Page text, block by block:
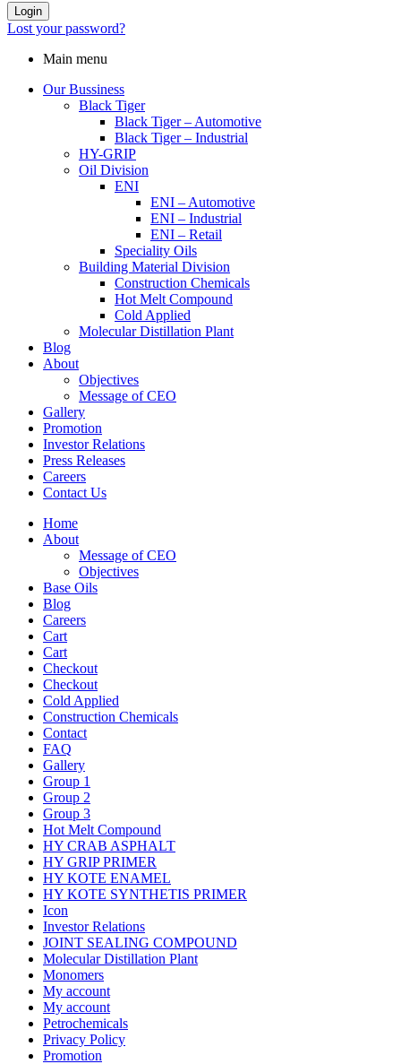
Login
Lost your password?
Main menu
Our Bussiness
Black Tiger
Black Tiger – Automotive
Black Tiger – Industrial
HY-GRIP
Oil Division
ENI
ENI – Automotive
ENI – Industrial
ENI – Retail
Speciality Oils
Building Material Division
Construction Chemicals
Hot Melt Compound
Cold Applied
Molecular Distillation Plant
Blog
About
Objectives
Message of CEO
Gallery
Promotion
Investor Relations
Press Releases
Careers
Contact Us
Home
About
Message of CEO
Objectives
Base Oils
Blog
Careers
Cart
Cart
Checkout
Checkout
Cold Applied
Construction Chemicals
Contact
FAQ
Gallery
Group 1
Group 2
Group 3
Hot Melt Compound
HY CRAB ASPHALT
HY GRIP PRIMER
HY KOTE ENAMEL
HY KOTE SYNTHETIS PRIMER
Icon
Investor Relations
JOINT SEALING COMPOUND
Molecular Distillation Plant
Monomers
My account
My account
Petrochemicals
Privacy Policy
Promotion